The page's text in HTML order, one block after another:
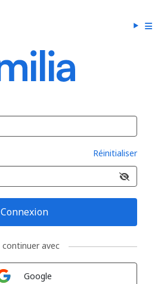
Réinitialiser
Connexion
continuer avec
Google